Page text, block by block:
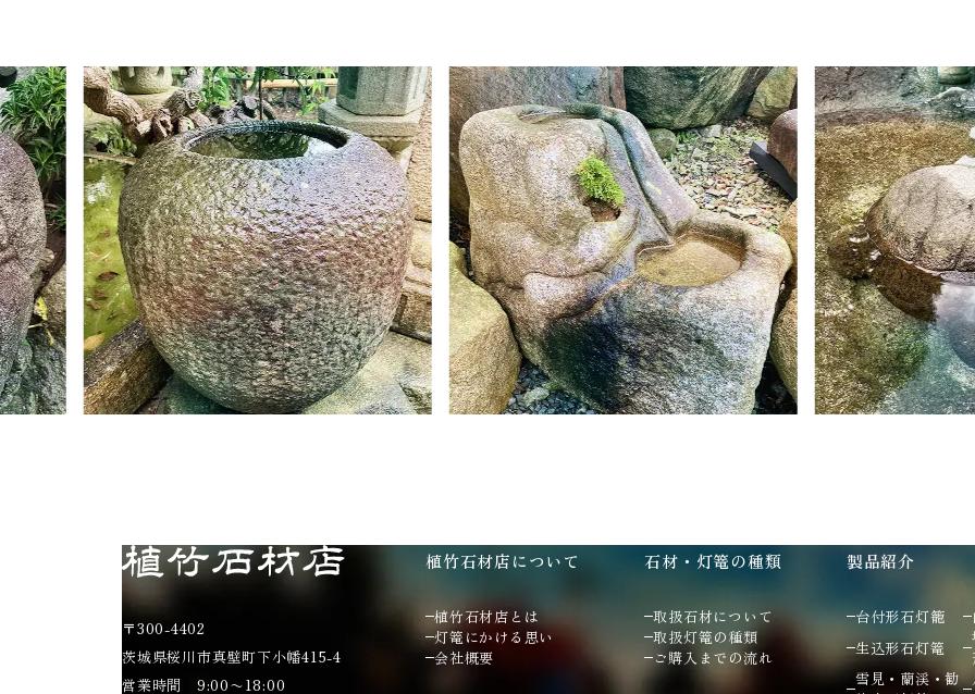
〒300-4402
茨城県桜川市真壁町下小幡415-4
営業時間 9:00〜18:00
植竹石材店について
植竹石材店とは
灯篭にかける思い
会社概要
石材・灯篭の種類
取扱石材について
取扱灯篭の種類
ご購入までの流れ
製品紹介
台付形石灯籠
生込形石灯篭
雪見・蘭渓・勧